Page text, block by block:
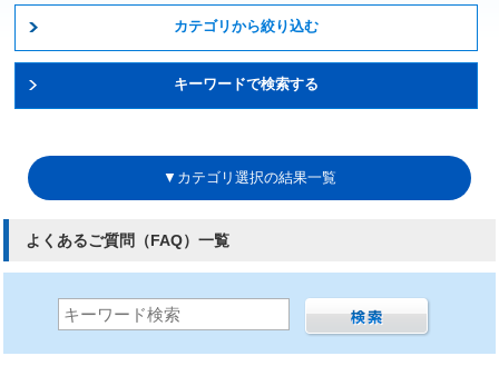
カテゴリから絞り込む
キーワードで検索する
▼カテゴリ選択の結果一覧
よくあるご質問（FAQ）一覧